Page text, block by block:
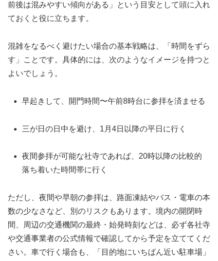
前後は混みやすい傾向がある」という目安として頭に入れ
ておくと役に立ちます。
混雑をなるべく避けたい場合の基本戦略は、「時間をずら
す」ことです。具体的には、次のようなイメージを持つと
よいでしょう。
早起きして、開門時間〜午前8時台に参拝を済ませる
三が日の日中を避け、1月4日以降の平日に行く
夜間参拝が可能な社寺であれば、20時以降の比較的
落ち着いた時間帯に行く
ただし、夜間や早朝の参拝は、路面凍結やバス・電車の本
数の少なさなど、別のリスクもあります。境内の開閉時
間、周辺の交通機関の最終・始発時刻などは、必ず各社寺
や交通事業者の公式情報で確認してから予定を立ててくだ
さい。車で行く場合も、「目的地にいちばん近い駐車場」